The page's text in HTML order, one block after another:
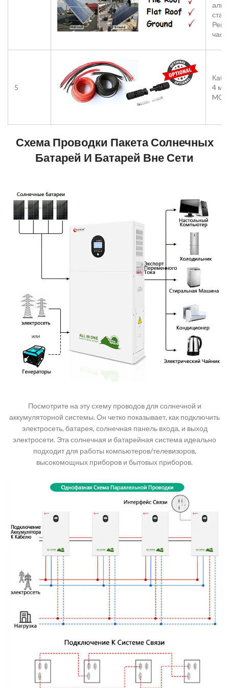
5
4
Схема Проводки Пакета Солнечных
Батарей И Батарей Вне Сети
Посмотрите на эту схему проводов для солнечной и
аккумуляторной системы. Он четко показывает, как подключить
электросеть, батарея, солнечная панель входа, и выход
электросети. Эта солнечная и батарейная система идеально
подходит для работы компьютеров/телевизоров,
высокомощных приборов и бытовых приборов.